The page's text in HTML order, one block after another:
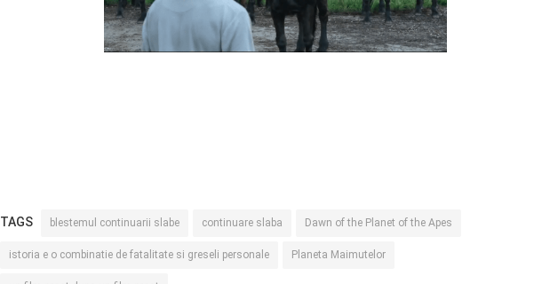
TAGS blestemul continuarii slabe continuare slaba Dawn of the Planet of the Apes
istoria e o combinatie de fatalitate si greseli personale Planeta Maimutelor